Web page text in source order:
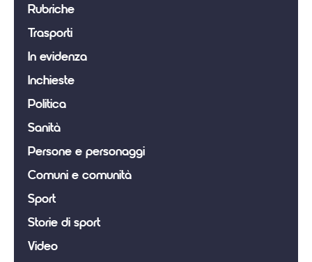
Rubriche
Trasporti
In evidenza
Inchieste
Politica
Sanità
Persone e personaggi
Comuni e comunità
Sport
Storie di sport
Video